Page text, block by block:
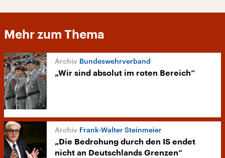
Mehr zum Thema
Bundeswehrverband
„Wir sind absolut im roten Bereich“
Frank-Walter Steinmeier
„Die Bedrohung durch den IS endet
nicht an Deutschlands Grenzen“